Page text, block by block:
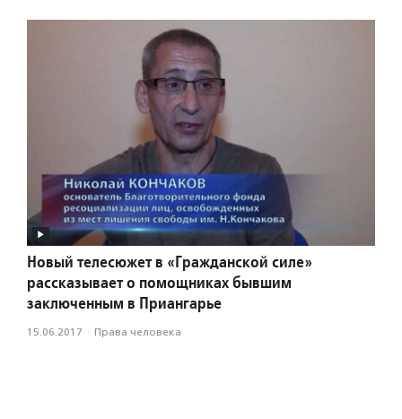
Новый телесюжет в «Гражданской силе»
рассказывает о помощниках бывшим
заключенным в Приангарье
15.06.2017 · Права человека